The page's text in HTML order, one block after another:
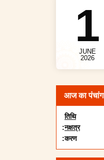
1
JUNE
2026
आज का पंचांग
तिथि
नक्षत्र
करण